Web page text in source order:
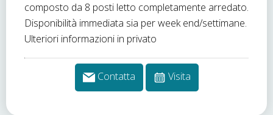
composto da 8 posti letto completamente arredato.
Disponibilità immediata sia per week end/settimane.
Ulteriori informazioni in privato
Contatta Visita